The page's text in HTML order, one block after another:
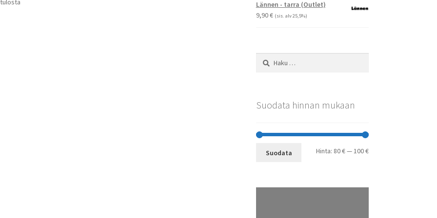
Lännen - tarra (Outlet)
9,90€ (sis. alv 25,5%)
Haku:
Suodata hinnan mukaan
Minimihinta
Maksimihinta
Suodata Hinta: 80 €—100 €